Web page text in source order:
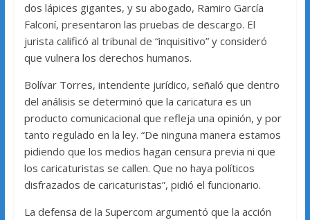
dos lápices gigantes, y su abogado, Ramiro García
Falconí, presentaron las pruebas de descargo. El
jurista calificó al tribunal de “inquisitivo” y consideró
que vulnera los derechos humanos.
Bolívar Torres, intendente jurídico, señaló que dentro
del análisis se determinó que la caricatura es un
producto comunicacional que refleja una opinión, y por
tanto regulado en la ley. “De ninguna manera estamos
pidiendo que los medios hagan censura previa ni que
los caricaturistas se callen. Que no haya políticos
disfrazados de caricaturistas”, pidió el funcionario.
La defensa de la Supercom argumentó que la acción